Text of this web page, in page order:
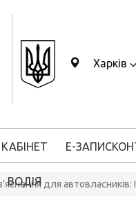
Харків
КАБІНЕТ
ВОДІЯ
Е-ЗАПИС
для